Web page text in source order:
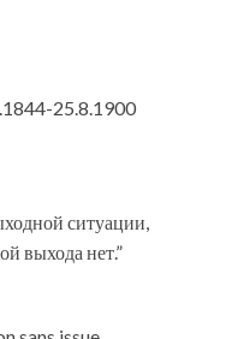
25.8.1900
ситуации,
выхода нет.”